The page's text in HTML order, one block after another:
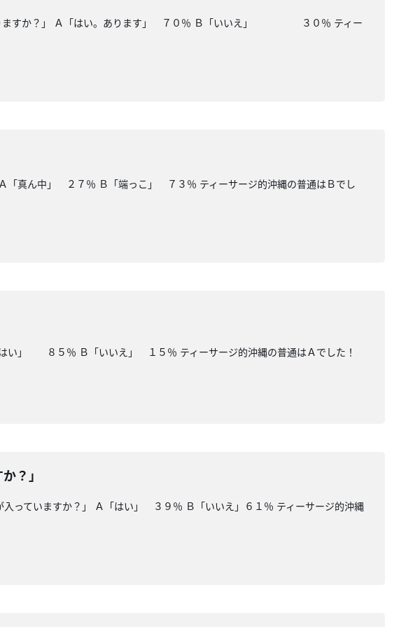
ありますか？」 Ａ「はい。あります」 ７０％ Ｂ「いいえ」 ３０％ ティー
「真ん中」 ２７％ Ｂ「端っこ」 ７３％ ティーサージ的沖縄の普通はＢでし
い」 ８５％ Ｂ「いいえ」 １５％ ティーサージ的沖縄の普通はＡでした！
？」
っていますか？」 Ａ「はい」 ３９％ Ｂ「いいえ」６１％ ティーサージ的沖縄